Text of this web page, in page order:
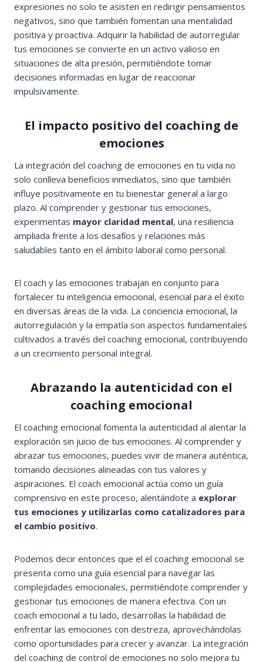
expresiones no solo te asisten en redirigir pensamientos
negativos, sino que también fomentan una mentalidad
positiva y proactiva. Adquirir la habilidad de autorregular
tus emociones se convierte en un activo valioso en
situaciones de alta presión, permitiéndote tomar
decisiones informadas en lugar de reaccionar
impulsivamente.
El impacto positivo del coaching de
emociones
La integración del coaching de emociones en tu vida no
solo conlleva beneficios inmediatos, sino que también
influye positivamente en tu bienestar general a largo
plazo. Al comprender y gestionar tus emociones,
experimentas mayor claridad mental, una resiliencia
ampliada frente a los desafíos y relaciones más
saludables tanto en el ámbito laboral como personal.
El coach y las emociones trabajan en conjunto para
fortalecer tu inteligencia emocional, esencial para el éxito
en diversas áreas de la vida. La conciencia emocional, la
autorregulación y la empatía son aspectos fundamentales
cultivados a través del coaching emocional, contribuyendo
a un crecimiento personal integral.
Abrazando la autenticidad con el
coaching emocional
El coaching emocional fomenta la autenticidad al alentar la
exploración sin juicio de tus emociones. Al comprender y
abrazar tus emociones, puedes vivir de manera auténtica,
tomando decisiones alineadas con tus valores y
aspiraciones. El coach emocional actúa como un guía
comprensivo en este proceso, alentándote a explorar
tus emociones y utilizarlas como catalizadores para
el cambio positivo.
Podemos decir entonces que el el coaching emocional se
presenta como una guía esencial para navegar las
complejidades emocionales, permitiéndote comprender y
gestionar tus emociones de manera efectiva. Con un
coach emocional a tu lado, desarrollas la habilidad de
enfrentar las emociones con destreza, aprovechándolas
como oportunidades para crecer y avanzar. La integración
del coaching de control de emociones no solo mejora tu